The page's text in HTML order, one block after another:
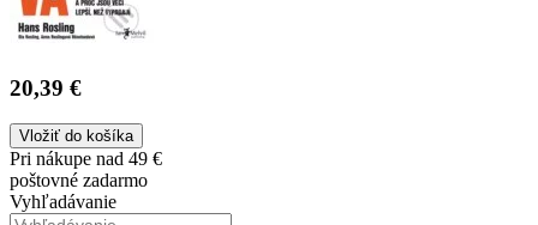
20,39 €
Vložiť do košíka
Pri nákupe nad 49 €
poštovné zadarmo
Vyhľadávanie